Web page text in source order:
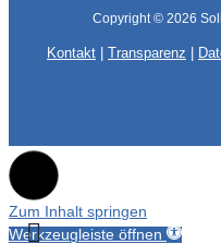
Copyright © 2026
Kontakt | Transparenz |
Zum Inhalt springen
Werkzeugleiste öffnen